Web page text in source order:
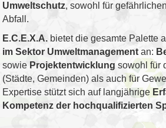
Umweltschutz, sowohl für
Abfall.
E.C.E.X.A. bietet die gesamte Palette
im Sektor Umweltmanagement an:
sowie Projektentwicklung sowohl für
(Städte, Gemeinden) als auch für
Expertise stützt sich auf langjährige
Kompetenz der hochqualifizierten